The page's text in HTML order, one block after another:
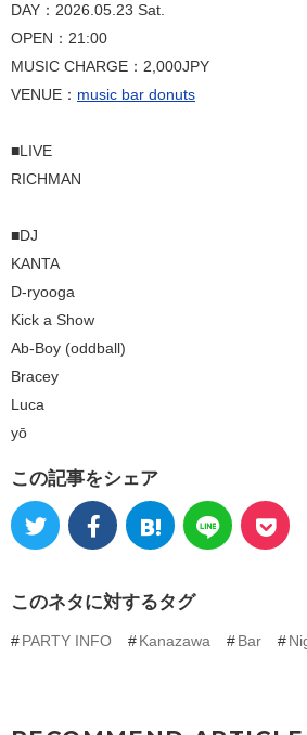
DAY：2026.05.23 Sat.
OPEN：21:00
MUSIC CHARGE：2,000JPY
VENUE： music bar donuts
■LIVE
RICHMAN
■DJ
KANTA
D-ryooga
Kick a Show
Ab-Boy (oddball)
Bracey
Luca
yō
この記事をシェア
このネタに対するタグ
PARTY INFO Kanazawa Bar